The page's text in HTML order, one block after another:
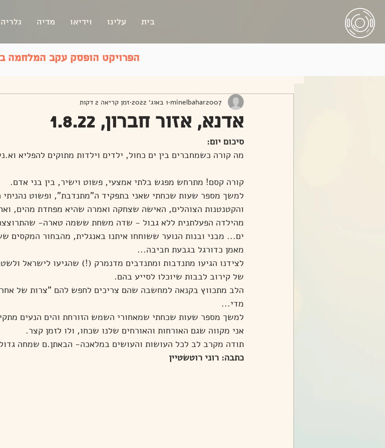
בית עלינו וידיאו מדיה גלריה
אדנא, אזור חברון, 1.8.22
minelbahar2007 1 באוג׳ 2022 זמן קריאה 2 דקות
סיכום יום:
מה קורה כשמחברים בין ים כחול, ילדים וילדות מתוקים להפליא
קורה קסם! מתרחש מפגש בלתי אמצעי, פשוט וישיר, בין בני אדם.
למשך מספר שעות שכחתי שאני בתפקיד ה"מתנדבת", ופשוט נהניתי
והקטנטנות הצוהלים, האישה שצחקה ואמרה שהיא מפחדת מהים,
מהילדה הפעלתנית ללא גבול - שדה משחת ששמה טארה-
ים... מבני ובנות הנוער ששוחחו איתנו באנגלית, מהבחור המקסים
מאמן כדורגל בגבעת חביבה...
לצידנו הגיעו מתנדבות ומתנדבים מדנמרק (!) שהגיעו לישראל
של קירוב לבבות שיוכלו לסייע בהם.
הלב מתכווץ בקנאה למחשבה שהם צריכים לחפש להם "צרות של
מדי...
למשך מספר שעות שכחתי שמאחורי השמש הזורחת והים הנעים
אני מקווה שגם האורחות והאורחים שלנו שכחו, ולו לזמן קצר.
תודה מקרב לב לכל העושות והעושים במלאכה- הבאתן.ם שמחה
כתבה: רוני רוטשטיין
הפרויקט הופסק עקב המלחמה